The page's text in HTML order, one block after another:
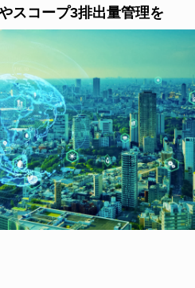
スコープ3排出量管理を